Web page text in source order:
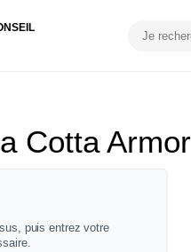
Cotta Armor
puis entrez votre